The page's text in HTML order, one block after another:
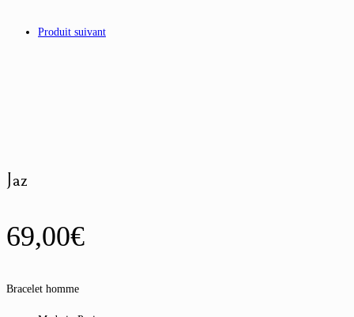
Produit suivant
Jaz
69,00€
Bracelet homme